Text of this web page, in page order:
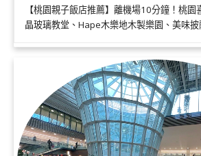
【桃園親子飯店推薦】離機場10分鐘！桃園
晶玻璃教堂、Hape木樂地木製樂園、美味披